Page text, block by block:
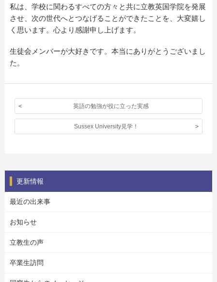
私は、学校に関わるすべての方々と共に立教英国学院を発展
させ、次の世代へとつなげることができたことを、大変嬉し
く思います。心より感謝申し上げます。
生徒会メンバーが大好きです。本当にありがとうございまし
た。
英語の勉強が役に立った実感
Sussex University見学！
更新情報
最近の出来事
お知らせ
立教生の声
卒業生訪問